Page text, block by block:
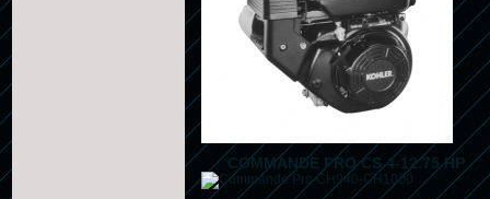
COMMANDE PRO CS 4-12.75 HP